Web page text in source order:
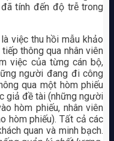
tính đến độ trễ trong
việc thu hồi mẫu khảo
thông qua nhân viên
việc của từng cán bộ,
người đang đi công
qua một hòm phiếu
giả đề tài (những người
hòm phiếu, nhân viên
hòm phiếu). Tất cả các
quan và minh bạch.